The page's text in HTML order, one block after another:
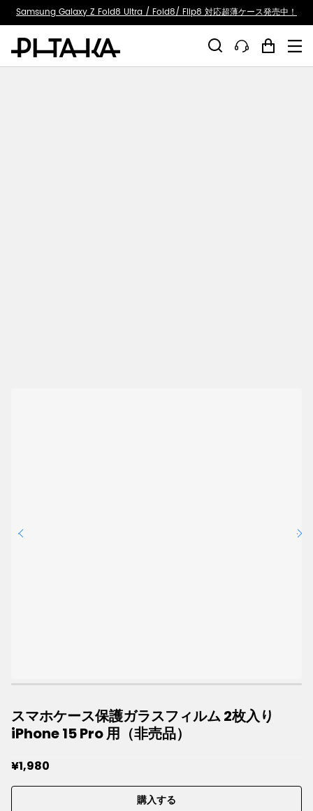
Samsung Galaxy Z Fold8 Ultra / Fold8/ Flip8 対応超薄ケース発売中！
スマホケース保護ガラスフィルム 2枚入り
iPhone 15 Pro 用（非売品）
¥1,980
購入する